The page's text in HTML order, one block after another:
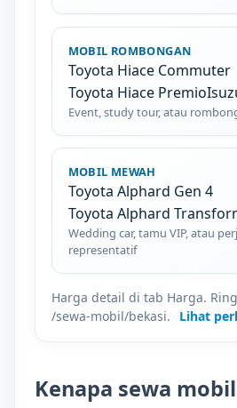
MOBIL ROMBONGAN
Toyota Hiace Commuter
Toyota Hiace Premio
Event, study tour, atau
MOBIL MEWAH
Toyota Alphard Gen 4
Toyota Alphard
Wedding car, tamu VIP, atau
representatif
Harga detail di tab Harga.
/sewa-mobil/bekasi.
Lihat
Kenapa sewa